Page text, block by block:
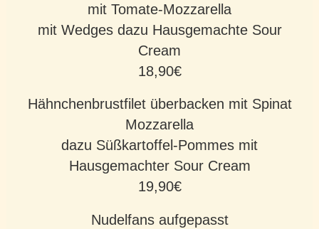
mit Tomate-Mozzarella
mit Wedges dazu Hausgemachte Sour
Cream
18,90€
Hähnchenbrustfilet überbacken mit Spinat
Mozzarella
dazu Süßkartoffel-Pommes mit
Hausgemachter Sour Cream
19,90€
Nudelfans aufgepasst